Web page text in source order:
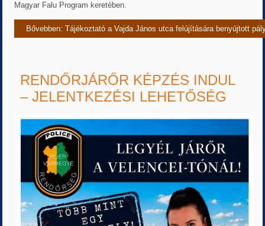
Magyar Falu Program keretében.
Bővebben: Tájékoztató a Vajda János utca felújítására benyújtott
RENDŐRJÁRŐR KÉPZÉS INDUL
– JELENTKEZÉSI LEHETŐSÉG